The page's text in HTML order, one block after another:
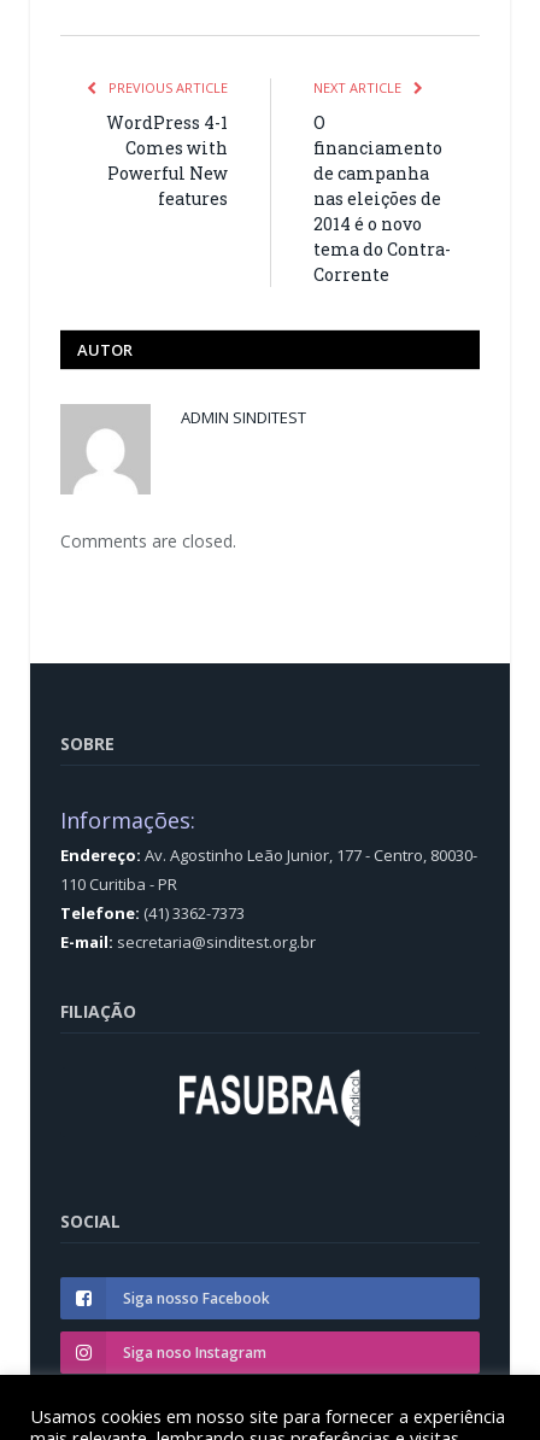
PREVIOUS ARTICLE
WordPress 4-1
Comes with
Powerful New
features
NEXT ARTICLE
O
financiamento
de campanha
nas eleições de
2014 é o novo
tema do Contra-
Corrente
AUTOR
ADMIN SINDITEST
Comments are closed.
SOBRE
Informações:
Endereço: Av. Agostinho Leão Junior, 177 - Centro, 80030-
110 Curitiba - PR
Telefone: (41) 3362-7373
E-mail: secretaria@sinditest.org.br
FILIAÇÃO
SOCIAL
Siga nosso Facebook
Siga noso Instagram
Siga nosso YouTube
Usamos cookies em nosso site para fornecer a experiência